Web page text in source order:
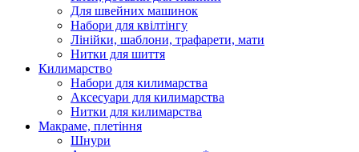
Для швейних машинок
Набори для квілтінгу
Лінійки, шаблони, трафарети, мати
Нитки для шиття
Килимарство
Набори для килимарства
Аксесуари для килимарства
Нитки для килимарства
Макраме, плетіння
Шнури